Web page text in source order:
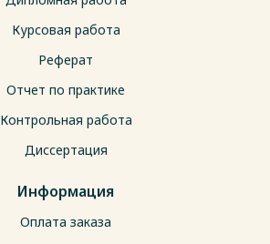
Курсовая работа
Реферат
Отчет по практике
Контрольная работа
Диссертация
Информация
Оплата заказа